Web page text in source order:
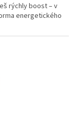
rýchly boost – v
energetického